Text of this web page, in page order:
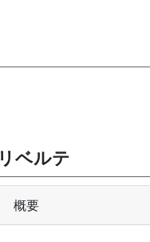
リベルテ
概要